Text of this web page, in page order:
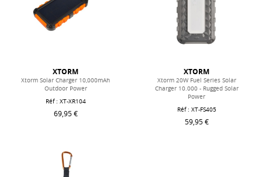
XTORM
Xtorm Solar Charger 10,000mAh
Outdoor Power
Réf : XT-XR104
69,95 €
XTORM
Xtorm 20W Fuel Series Solar
Charger 10.000 - Rugged Solar
Power
Réf : XT-FS405
59,95 €